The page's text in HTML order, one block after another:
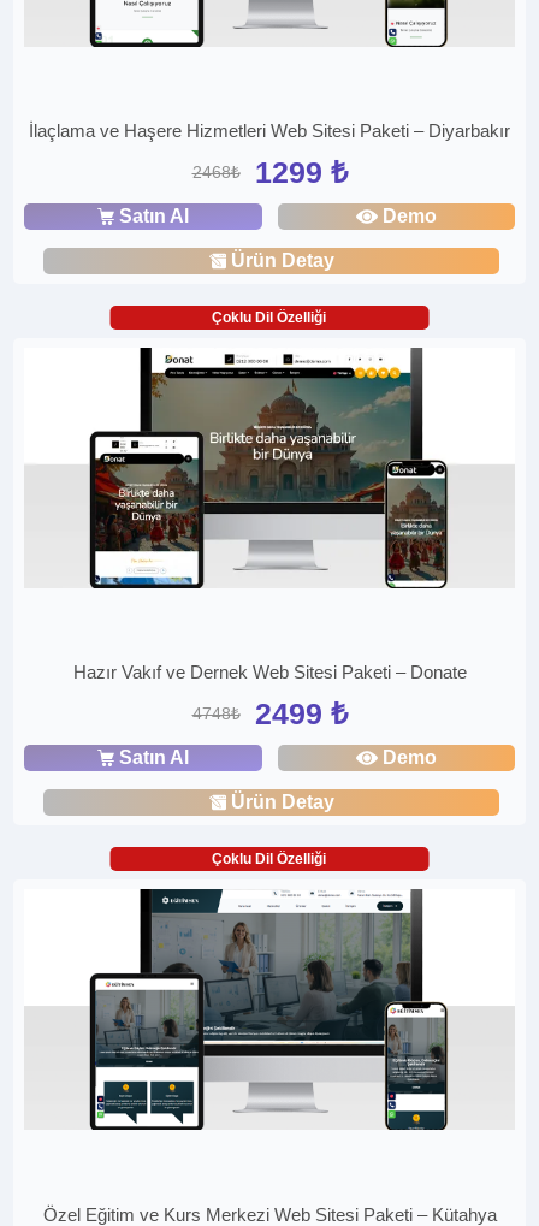
İlaçlama ve Haşere Hizmetleri Web Sitesi Paketi – Diyarbakır
2468₺ 1299 ₺
Satın Al Demo
Ürün Detay
Çoklu Dil Özelliği
Hazır Vakıf ve Dernek Web Sitesi Paketi – Donate
4748₺ 2499 ₺
Satın Al Demo
Ürün Detay
Çoklu Dil Özelliği
Özel Eğitim ve Kurs Merkezi Web Sitesi Paketi – Kütahya